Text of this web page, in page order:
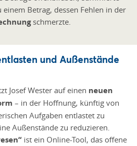
einem Betrag, dessen Fehlen in der
schmerzte.
und Außenstände
Josef Wester auf einen neuen
– in der Hoffnung, künftig von
Aufgaben entlastet zu
Außenstände zu reduzieren.
ist ein Online-Tool, das offene